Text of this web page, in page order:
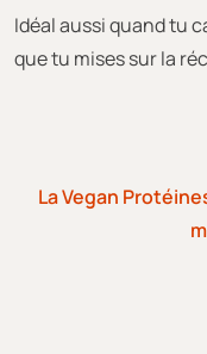
Idéal aussi quand tu
que tu mises sur la
La Vegan